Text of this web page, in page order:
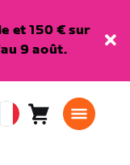
et 150 € sur
9 août.
EuropeanPanier0